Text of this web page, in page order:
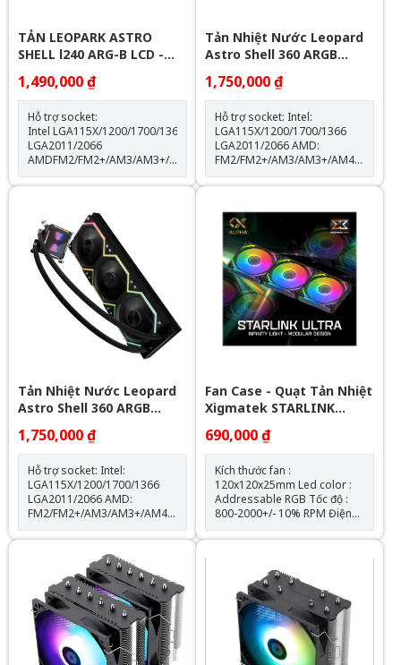
TẢN LEOPARK ASTRO
SHELL l240 ARG-B LCD -
1,490,000 ₫
Hỗ trợ socket:
Intel LGA115X/1200/1700/1366
LGA2011/2066
AMDFM2/FM2+/AM3/AM3+/AM4/AM5
Thông số kỹ thuật: Kích thước
quạt: 120*120*25mm Tốc độ
Lưu lượng gió: 64.3CFM Tuổi
thọ quạt: 40.000 giờ Độ ồn:
31.5dBA Vòng bi: Hydraulic
Tuổi thọ máy bơm: 30.000 giờ
độ ồn: 30dBA tốc độ bơm:
2400 +- 10%
Tản Nhiệt Nước Leopard
Astro Shell 360 ARGB
Digital LCD - White
1,750,000 ₫
Hỗ trợ socket: Intel:
LGA115X/1200/1700/1366
LGA2011/2066 AMD:
FM2/FM2+/AM3/AM3+/AM4/AM5
Kích thước khối rad:
397*120*60.5mm Kích thước
quạt: 600-2000RPM +-10%
Lưu lượng gió: 64.3CFM Tuổi
thọ quạt: 40.000 giờ Độ ồn:
31.5dBA Vòng bi: Hydraulic
Tuổi thọ máy bơm: 30.000 giờ
Độ ồn: 30dBA Tốc độ bơm:
2400 +- 10%
Tản Nhiệt Nước Leopard
Astro Shell 360 ARGB
Digital LCD - Black
1,750,000 ₫
Hỗ trợ socket: Intel:
LGA115X/1200/1700/1366
LGA2011/2066 AMD:
FM2/FM2+/AM3/AM3+/AM4/AM5
Kích thước khối rad:
397*120*60.5mm Kích thước
quạt: 120*120*25mm Tốc độ
quạt: 600-2000RPM +-10%
Lưu lượng gió: 64.3CFM Tuổi
thọ quạt: 40.000 giờ Độ ồn:
31.5dBA Vòng bi: Hydraulic
Tuổi thọ máy bơm: 30.000 giờ
Độ ồn: 30dBA Tốc độ bơm:
2400 +- 10%
Fan Case - Quạt Tản Nhiệt
Xigmatek STARLINK
ULTRA - EN40412 ARGB (
Bộ 3 Fan)
690,000 ₫
Kích thước fan :
120x120x25mm Led color :
Addressable RGB Tốc độ :
800-2000+/- 10% RPM Điện
áp fan : 12v - 0.16A - 1.92W
Điện áp led : 5v - 0.864A -
Pressure : 2.05mmH2O Bộ 3
fan kèm theo hub điều khiển
và remote